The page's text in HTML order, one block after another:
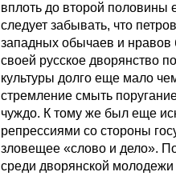
вплоть до второй половины
следует забывать, что
западных обычаев и
своей русское дворянство
культуры долго еще мало
стремление смыть
чуждо. К тому же был еще
репрессиями со стороны
зловещее «слово и дело».
среди дворянской молодежи